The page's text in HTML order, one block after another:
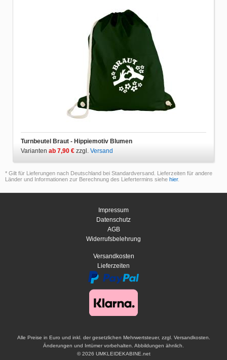
Turnbeutel Braut - Hippiemotiv Blumen
Varianten ab 7,90 € zzgl. Versand
* Gilt für Lieferungen nach Deutschland bei Standardversand. Lieferzeiten für andere
Länder und Informationen zur Berechnung des Liefertermins siehe hier.
Impressum
Datenschutz
AGB
Widerrufsbelehrung
Versandkosten
Lieferzeiten
Alle Preise in Euro und inkl. der gesetzlichen Mehrwertsteuer, zzgl. Versandkosten.
Änderungen und Irrtümer vorbehalten. Abbildungen ähnlich.
© 2026 UMKLEIDEKABINE.net